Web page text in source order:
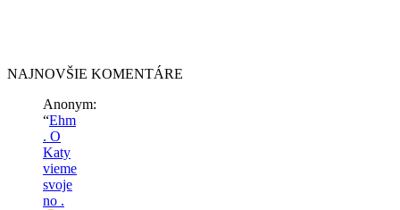
NAJNOVŠIE KOMENTÁRE
Anonym:
“Ehm
. O
Katy
vieme
svoje
no .